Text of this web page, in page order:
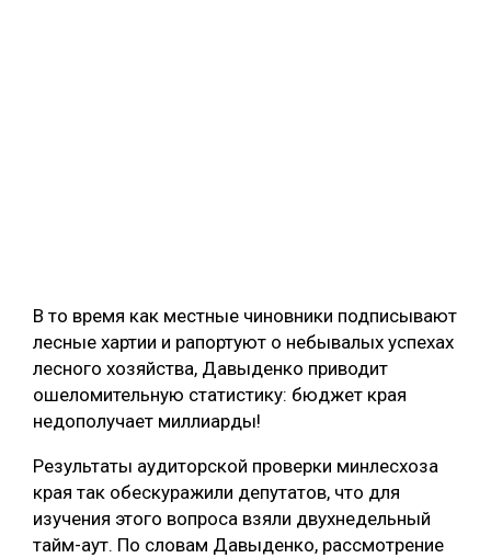
В то время как местные чиновники подписывают
лесные хартии и рапортуют о небывалых успехах
лесного хозяйства, Давыденко приводит
ошеломительную статистику: бюджет края
недополучает миллиарды!
Результаты аудиторской проверки минлесхоза
края так обескуражили депутатов, что для
изучения этого вопроса взяли двухнедельный
тайм-аут. По словам Давыденко, рассмотрение